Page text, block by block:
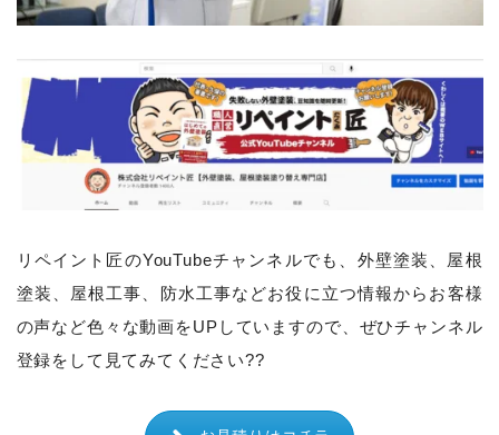
リペイント匠のYouTubeチャンネルでも、 外壁塗装、屋根
塗装、屋根工事、防水工事などお役に立つ情報からお客様
の声など色々な動画をUPしていますので、ぜひチャンネル
登録をして見てみてください??